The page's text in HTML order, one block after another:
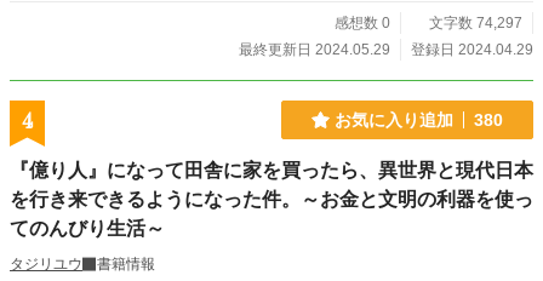
感想数 0
文字数 74,297
最終更新日 2024.05.29
登録日 2024.04.29
4 お気に入り追加 380
『億り人』になって田舎に家を買ったら、異世界と現代日本
を行き来できるようになった件。～お金と文明の利器を使っ
てのんびり生活～
タジリユウ
書籍情報